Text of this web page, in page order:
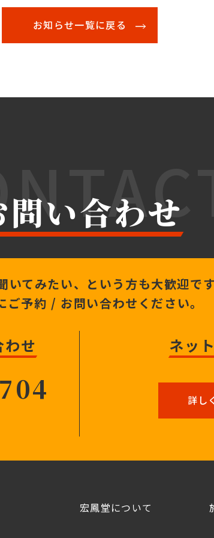
お知らせ一覧に戻る
問い合わせ
いてみたい、 という方も大歓迎で
ご予約 / お問い合わせください。
せ ネッ
詳し
宏鳳堂について